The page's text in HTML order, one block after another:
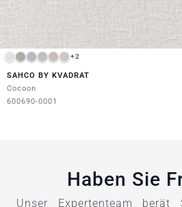
+2
SAHCO BY KVADRAT
Cocoon
600690-0001
Haben Sie
Unser Expertenteam